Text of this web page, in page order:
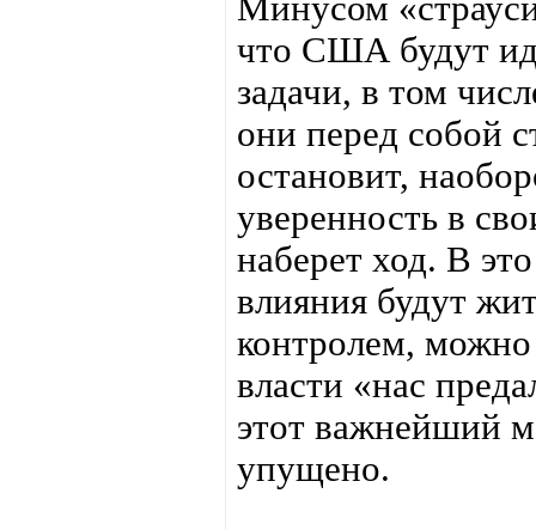
Минусом
что США будут
задачи, в том
они перед собой
остановит,
уверенность в
наберет ход. В
влияния будут
контролем,
власти «нас
этот важнейший
упущено.